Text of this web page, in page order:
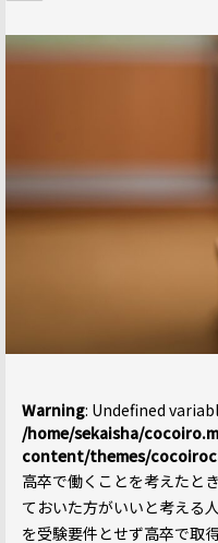
Warning: Undefined
/home/sekaisha/
content/themes/
高卒で働くことを考えたと
ておいた方がいいと考える
を受験要件とせず高卒で取